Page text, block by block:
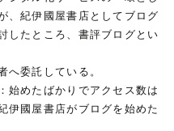
、紀伊國屋書店としてブログ
したところ、書評ブログとい
へ委託している。
始めたばかりでアクセス数は
伊國屋書店がブログを始めた